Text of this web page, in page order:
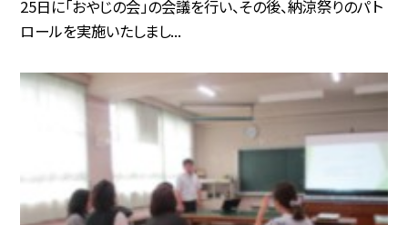
25日に「おやじの会」の会議を行い、その後、納涼祭りのパト
ロールを実施いたしまし...